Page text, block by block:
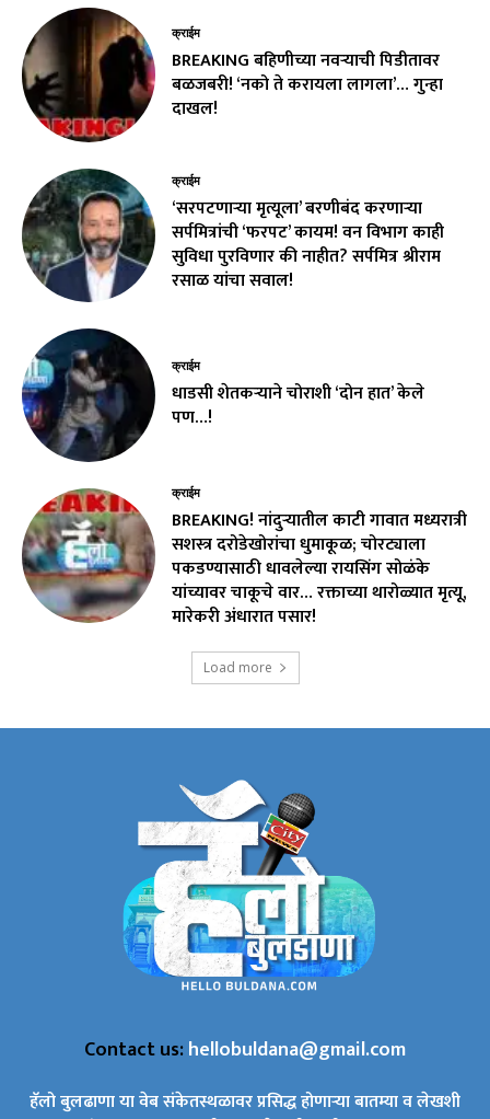
क्राईम
BREAKING बहिणीच्या नवऱ्याची पिडीतावर
बळजबरी! ‘नको ते करायला लागला’… गुन्हा
दाखल!
क्राईम
‘सरपटणाऱ्या मृत्यूला’ बरणीबंद करणाऱ्या
सर्पमित्रांची ‘फरपट’ कायम! वन विभाग काही
सुविधा पुरविणार की नाहीत? सर्पमित्र श्रीराम
रसाळ यांचा सवाल!
क्राईम
धाडसी शेतकऱ्याने चोराशी ‘दोन हात’ केले
पण…!
क्राईम
BREAKING! नांदुऱ्यातील काटी गावात मध्यरात्री
सशस्त्र दरोडेखोरांचा धुमाकूळ; चोरट्याला
पकडण्यासाठी धावलेल्या रायसिंग सोळंके
यांच्यावर चाकूचे वार… रक्ताच्या थारोळ्यात मृत्यू,
मारेकरी अंधारात पसार!
Load more
Contact us:hellobuldana@gmail.com
हॅलो बुलढाणा या वेब संकेतस्थळावर प्रसिद्ध होणाऱ्या बातम्या व लेखशी